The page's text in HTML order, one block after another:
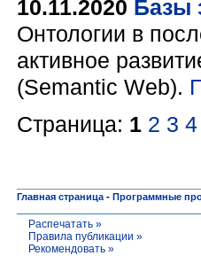
10.11.2020 Базы
Онтологии в
активное
(Semantic Web).
Страница: 1 2 3 4
Главная страница - Программные
Распечатать »
Правила публикации »
Рекомендовать »